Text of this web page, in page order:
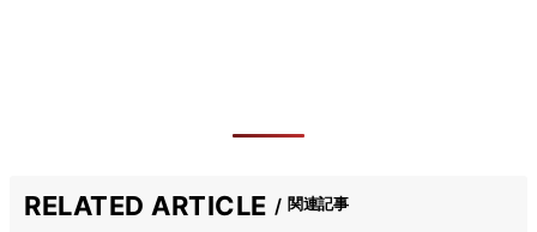
RELATED ARTICLE 関連記事